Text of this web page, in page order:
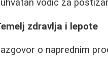
vodič za
zdravlja i lepote
o naprednim